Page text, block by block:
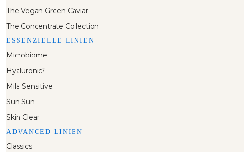
The Vegan Green Caviar
The Concentrate Collection
ESSENZIELLE LINIEN
Microbiome
Hyaluronic⁷
Mila Sensitive
Sun Sun
Skin Clear
ADVANCED LINIEN
Classics